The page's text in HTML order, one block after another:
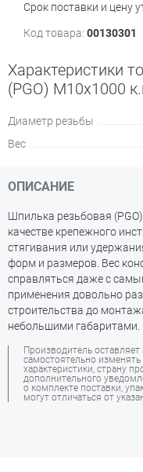
Срок поставки и цену
Код товара: 00130301
Характеристики
(PGO) М10х1000
Диаметр резьбы
Вес
ОПИСАНИЕ
Шпилька резьбовая
качестве крепежного
стягивания или
форм и размеров. Вес
справляться даже с
применения довольно
строительства до
небольшими габаритами.
Производитель
самостоятельно
характеристики, страну
дополнительного
о комплекте поставки,
могут отличаться от